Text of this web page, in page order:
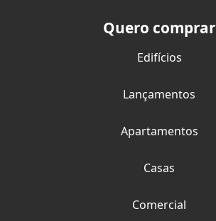
Quero comprar
Edifícios
Lançamentos
Apartamentos
Casas
Comercial